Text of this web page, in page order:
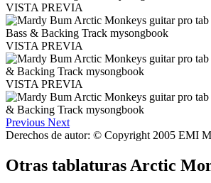
VISTA PREVIA
VISTA PREVIA
VISTA PREVIA
Previous Next
Derechos de autor: © Copyright 2005 EMI
Otras tablaturas Arctic